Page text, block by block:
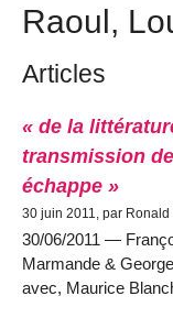
Raoul,
Articles
« de la
transmission
échappe »
30 juin 2011, par Ronald
30/06/2011 —
Marmande &
avec, Maurice